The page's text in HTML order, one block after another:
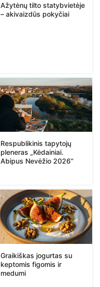
Ažytėnų tilto statybvietėje
– akivaizdūs pokyčiai
Respublikinis tapytojų
pleneras „Kėdainiai.
Abipus Nevėžio 2026“
Graikiškas jogurtas su
keptomis figomis ir
medumi